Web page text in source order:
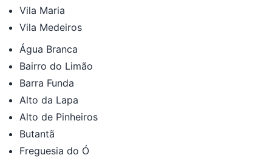
Vila Maria
Vila Medeiros
Água Branca
Bairro do Limão
Barra Funda
Alto da Lapa
Alto de Pinheiros
Butantã
Freguesia do Ó